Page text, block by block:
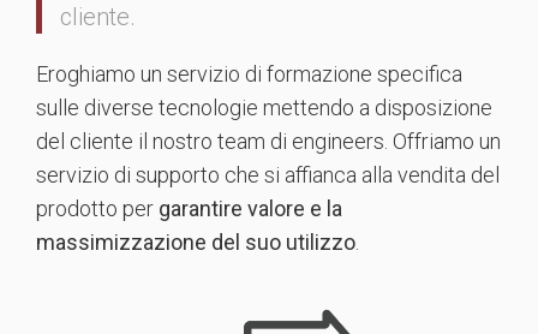
cliente.
Eroghiamo un servizio di formazione specifica
sulle diverse tecnologie mettendo a disposizione
del cliente il nostro team di engineers. Offriamo un
servizio di supporto che si affianca alla vendita del
prodotto per garantire valore e la
massimizzazione del suo utilizzo.